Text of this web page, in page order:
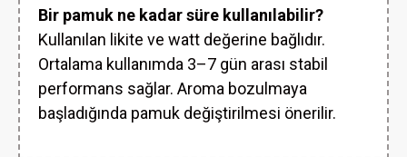
Bir pamuk ne kadar süre kullanılabilir?
Kullanılan likite ve watt değerine bağlıdır.
Ortalama kullanımda 3–7 gün arası stabil
performans sağlar. Aroma bozulmaya
başladığında pamuk değiştirilmesi önerilir.